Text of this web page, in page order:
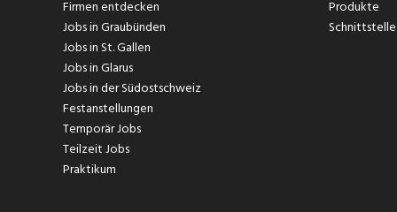
Firmen entdecken
Jobs in Graubünden
Jobs in St. Gallen
Jobs in Glarus
Jobs in der Südostschweiz
Festanstellungen
Temporär Jobs
Teilzeit Jobs
Praktikum
Produkte
Schnittstelle